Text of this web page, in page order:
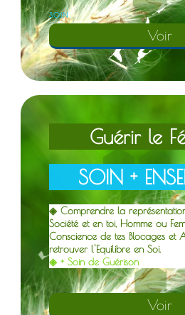
SOIN
Voir
Guérir le
SOIN +
◈ Comprendre la
Société et en toi, Homme ou
Conscience de tes Blocages et
retrouver l'Equilibre en Soi.
◈ + Soin de Guérison
Voir